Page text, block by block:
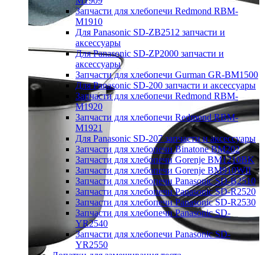
Запчасти для хлебопечи Redmond RBM-
M1910
Для Panasonic SD-ZB2512 запчасти и
аксессуары
Для Panasonic SD-ZP2000 запчасти и
аксессуары
Запчасти для хлебопечи Gurman GR-BM1500
Для Panasonic SD-200 запчасти и аксессуары
Запчасти для хлебопечи Redmond RBM-
M1920
Запчасти для хлебопечи Redmond RBM-
M1921
Для Panasonic SD-207 запчасти и аксессуары
Запчасти для хлебопечи Binatone BM202
Запчасти для хлебопечи Gorenje BM1210BK
Запчасти для хлебопечи Gorenje BM910WII
Запчасти для хлебопечи Panasonic SD-B2510
Запчасти для хлебопечи Panasonic SD-R2520
Запчасти для хлебопечи Panasonic SD-R2530
Запчасти для хлебопечи Panasonic SD-
YR2540
Запчасти для хлебопечи Panasonic SD-
YR2550